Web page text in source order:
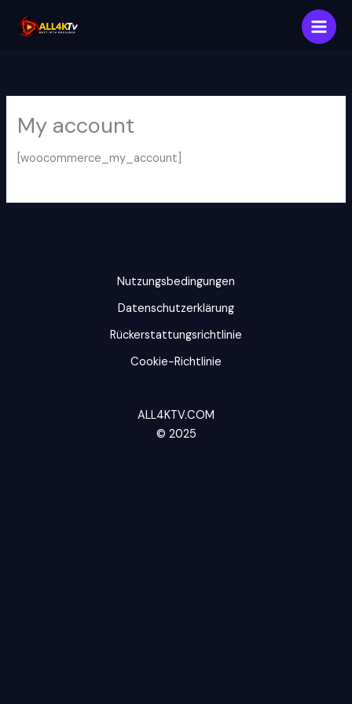
My account
[woocommerce_my_account]
Nutzungsbedingungen
Datenschutzerklärung
Rückerstattungsrichtlinie
Cookie-Richtlinie
ALL4KTV.COM
© 2025